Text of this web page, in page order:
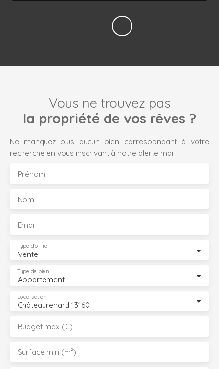
Vous ne trouvez pas
la propriété de vos rêves ?
Ne manquez plus aucun bien correspondant à votre
recherche en vous inscrivant à notre alerte mail !
Prénom
Nom
Email
Vente
Type d'offre
Appartement
Type de bien
Châteaurenard 13160
Localisation
Budget max (€)
Surface min (m²)